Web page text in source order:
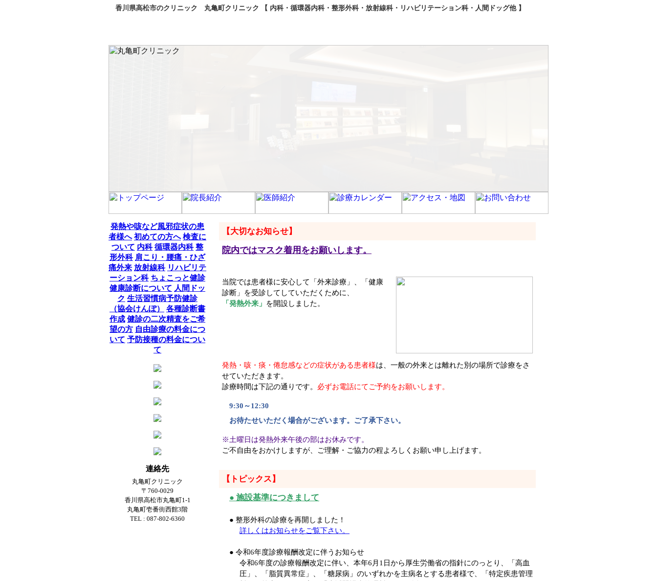
香川県高松市のクリニック 丸亀町クリニック 【 内科・循環器内科・整形外科・放射線科・リハビリテーション科・人間ドッグ他 】
発熱や咳など風邪症状の患
者様へ 初めての方へ 検査に
ついて 内科 循環器内科 整
形外科 肩こり・腰痛・ひざ
痛外来 放射線科 リハビリテ
ーション科 ちょこっと健診
健康診断について 人間ドッ
ク 生活習慣病予防健診
（協会けんぽ）
各種診断書
作成 健診の二次精査をご希
望の方 自由診療の料金につ
いて 予防接種の料金につい
て
連絡先
丸亀町クリニック
〒760-0029
香川県高松市丸亀町1-1
丸亀町壱番街西館3階
TEL : 087-802-6360
【大切なお知らせ】
院内ではマスク着用をお願いします。
当院では患者様に安心して「外来診療」、「健康
診断」を受診してしていただくために、
「発熱外来」
を開設しました。
発熱・咳・痰・倦怠感などの症状がある患者様は、一般の外来とは離れた別の場所で診療をさ
せていただきます。
診療時間は下記の通りです。 必ずお電話にてご予約をお願いします。
9:30～12:30
お待たせいただく場合がございます。ご了承下さい。
※土曜日は発熱外来午後の部はお休みです。
ご不自由をおかけしますが、ご理解・ご協力の程よろしくお願い申し上げます。
【トピックス】
● 施設基準につきまして
● 整形外科の診療を再開しました！
詳しくはお知らせをご覧下さい。
● 令和6年度診療報酬改定に伴うお知らせ
令和6年度の診療報酬改定に伴い、本年6月1日から厚生労働省の指針にのっとり、「高血
圧」、「脂質異常症」、「糖尿病」のいずれかを主病名とする患者様で、「特定疾患管理